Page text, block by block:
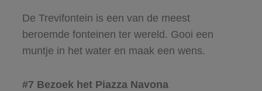
De Trevifontein is een van de meest
beroemde fonteinen ter wereld. Gooi een
muntje in het water en maak een wens.
#7 Bezoek het Piazza Navona